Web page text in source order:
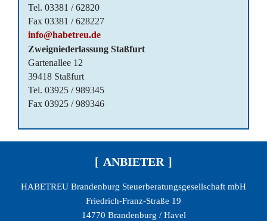
Tel. 03381 / 62820
Fax 03381 / 628227
info@habetreu.de
Zweigniederlassung Staßfurt
Gartenallee 12
39418 Staßfurt
Tel. 03925 / 989345
Fax 03925 / 989346
ANBIETER
HABETREU Brandenburg Steuerberatungsgesellschaft mbH
Friedrich-Franz-Straße 19
14770 Brandenburg / Havel